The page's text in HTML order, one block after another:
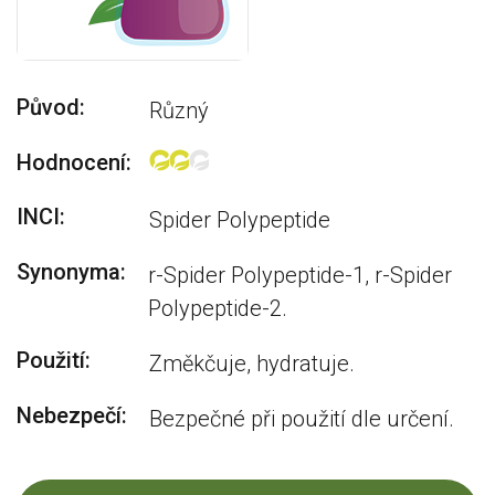
Původ:
Různý
Hodnocení:
INCI:
Spider Polypeptide
Synonyma:
r-Spider Polypeptide-1, r-Spider
Polypeptide-2.
Použití:
Změkčuje, hydratuje.
Nebezpečí:
Bezpečné při použití dle určení.